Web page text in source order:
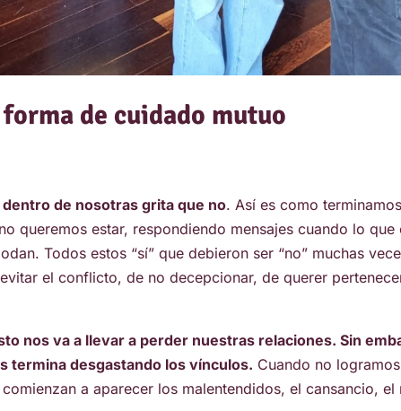
de cuidado mutuo
de nosotras grita que no. Así es como
queremos estar, respondiendo mensajes cuando lo que
Todos estos “sí” que debieron ser “no” muchas
el conflicto, de no decepcionar, de querer
nos va a llevar a perder nuestras relaciones. Sin
termina desgastando los vínculos. Cuando no
a aparecer los malentendidos, el cansancio, el